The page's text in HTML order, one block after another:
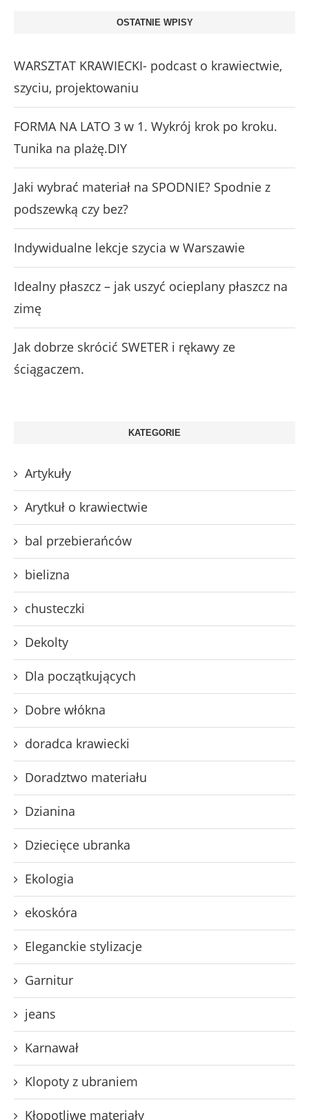
OSTATNIE WPISY
WARSZTAT KRAWIECKI- podcast o krawiectwie,
szyciu, projektowaniu
FORMA NA LATO 3 w 1. Wykrój krok po kroku.
Tunika na plażę.DIY
Jaki wybrać materiał na SPODNIE? Spodnie z
podszewką czy bez?
Indywidualne lekcje szycia w Warszawie
Idealny płaszcz – jak uszyć ocieplany płaszcz na
zimę
Jak dobrze skrócić SWETER i rękawy ze
ściągaczem.
KATEGORIE
Artykuły
Arytkuł o krawiectwie
bal przebierańców
bielizna
chusteczki
Dekolty
Dla początkujących
Dobre włókna
doradca krawiecki
Doradztwo materiału
Dzianina
Dziecięce ubranka
Ekologia
ekoskóra
Eleganckie stylizacje
Garnitur
jeans
Karnawał
Klopoty z ubraniem
Kłopotliwe materiały